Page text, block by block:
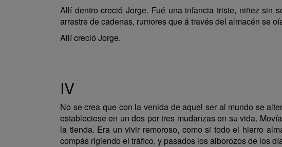
Allí dentro creció Jorge. Fué una infancia triste, niñez sin
arrastre de cadenas, rumores que á través del almacén se
Allí creció Jorge.
IV
No se crea que con la venida de aquel ser al mundo se
estableciese en un dos por tres mudanzas en su vida.
la tienda. Era un vivir remoroso, como si todo el hierro
compás rigiendo el tráfico, y pasados los alborozos de los